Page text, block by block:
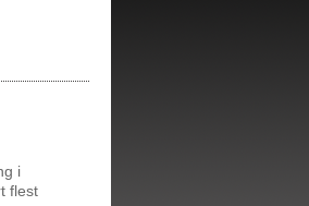
i
flest